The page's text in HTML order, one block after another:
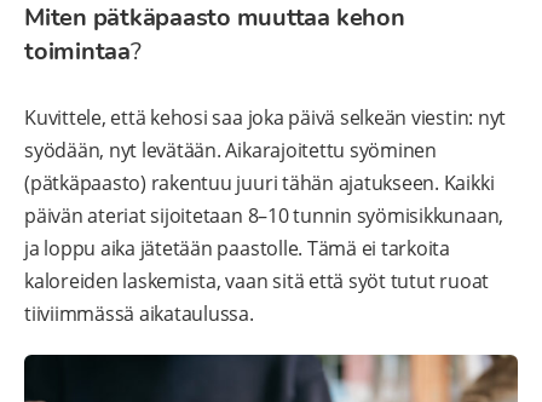
Miten pätkäpaasto muuttaa kehon
toimintaa?
Kuvittele, että kehosi saa joka päivä selkeän viestin: nyt
syödään, nyt levätään. Aikarajoitettu syöminen
(pätkäpaasto) rakentuu juuri tähän ajatukseen. Kaikki
päivän ateriat sijoitetaan 8–10 tunnin syömisikkunaan,
ja loppu aika jätetään paastolle. Tämä ei tarkoita
kaloreiden laskemista, vaan sitä että syöt tutut ruoat
tiiviimmässä aikataulussa.